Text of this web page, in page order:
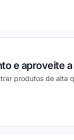
e aproveite
produtos de alta